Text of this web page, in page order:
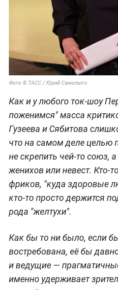
Фото © ТАСС / Юрий Самолыго
Как и у любого ток-шоу
поженимся" масса
Гузеева и Сябитова
что на самом деле целью
не скрепить чей-то союз,
женихов или невест. Кто-
фриков, "куда здоровые
кто-то просто держится
рода "желтухи".
Как бы то ни было, если
востребована, её бы
и ведущие —
именно удерживает